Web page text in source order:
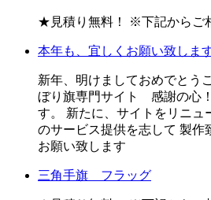
★見積り無料！ ※下記からご
本年も、宜しくお願い致します
新年、明けましておめでとう
ぼり旗専門サイト 感謝の心
す。 新たに、サイトをリニュ
のサービス提供を志して 製作
お願い致します
三角手旗 フラッグ